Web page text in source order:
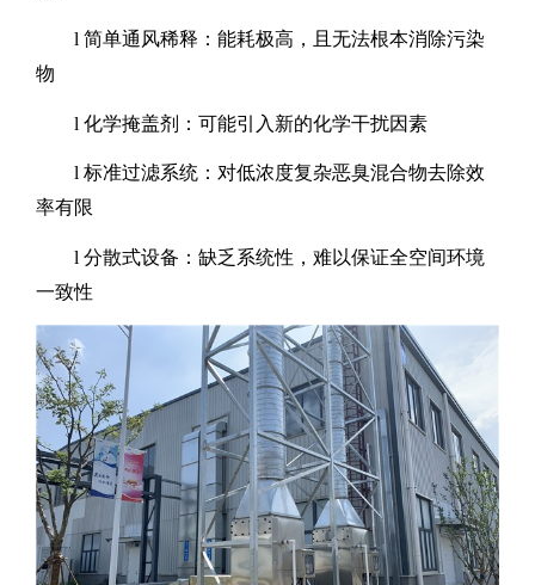
l 简单通风稀释：能耗极高，且无法根本消除污染
物
l 化学掩盖剂：可能引入新的化学干扰因素
l 标准过滤系统：对低浓度复杂恶臭混合物去除效
率有限
l 分散式设备：缺乏系统性，难以保证全空间环境
一致性